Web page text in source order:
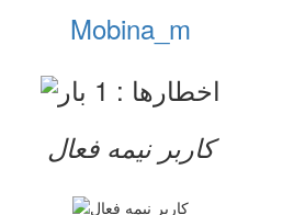
Mobina_m
کاربر نيمه فعال